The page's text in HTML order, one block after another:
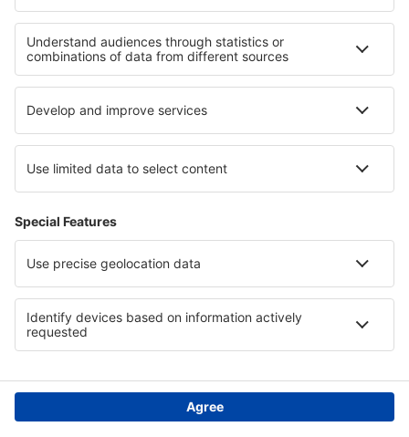
Mis reservas
Política de privacidad
Asistencia y contacto
Países
Páginas web internacionales
eSky.eu eSky.com eDestinos.com